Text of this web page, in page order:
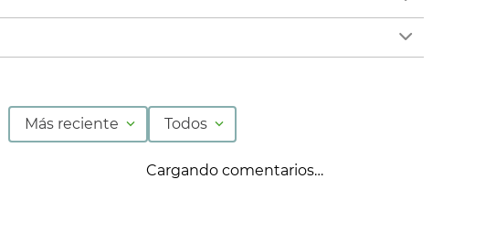
Más reciente Todos
Cargando comentarios…